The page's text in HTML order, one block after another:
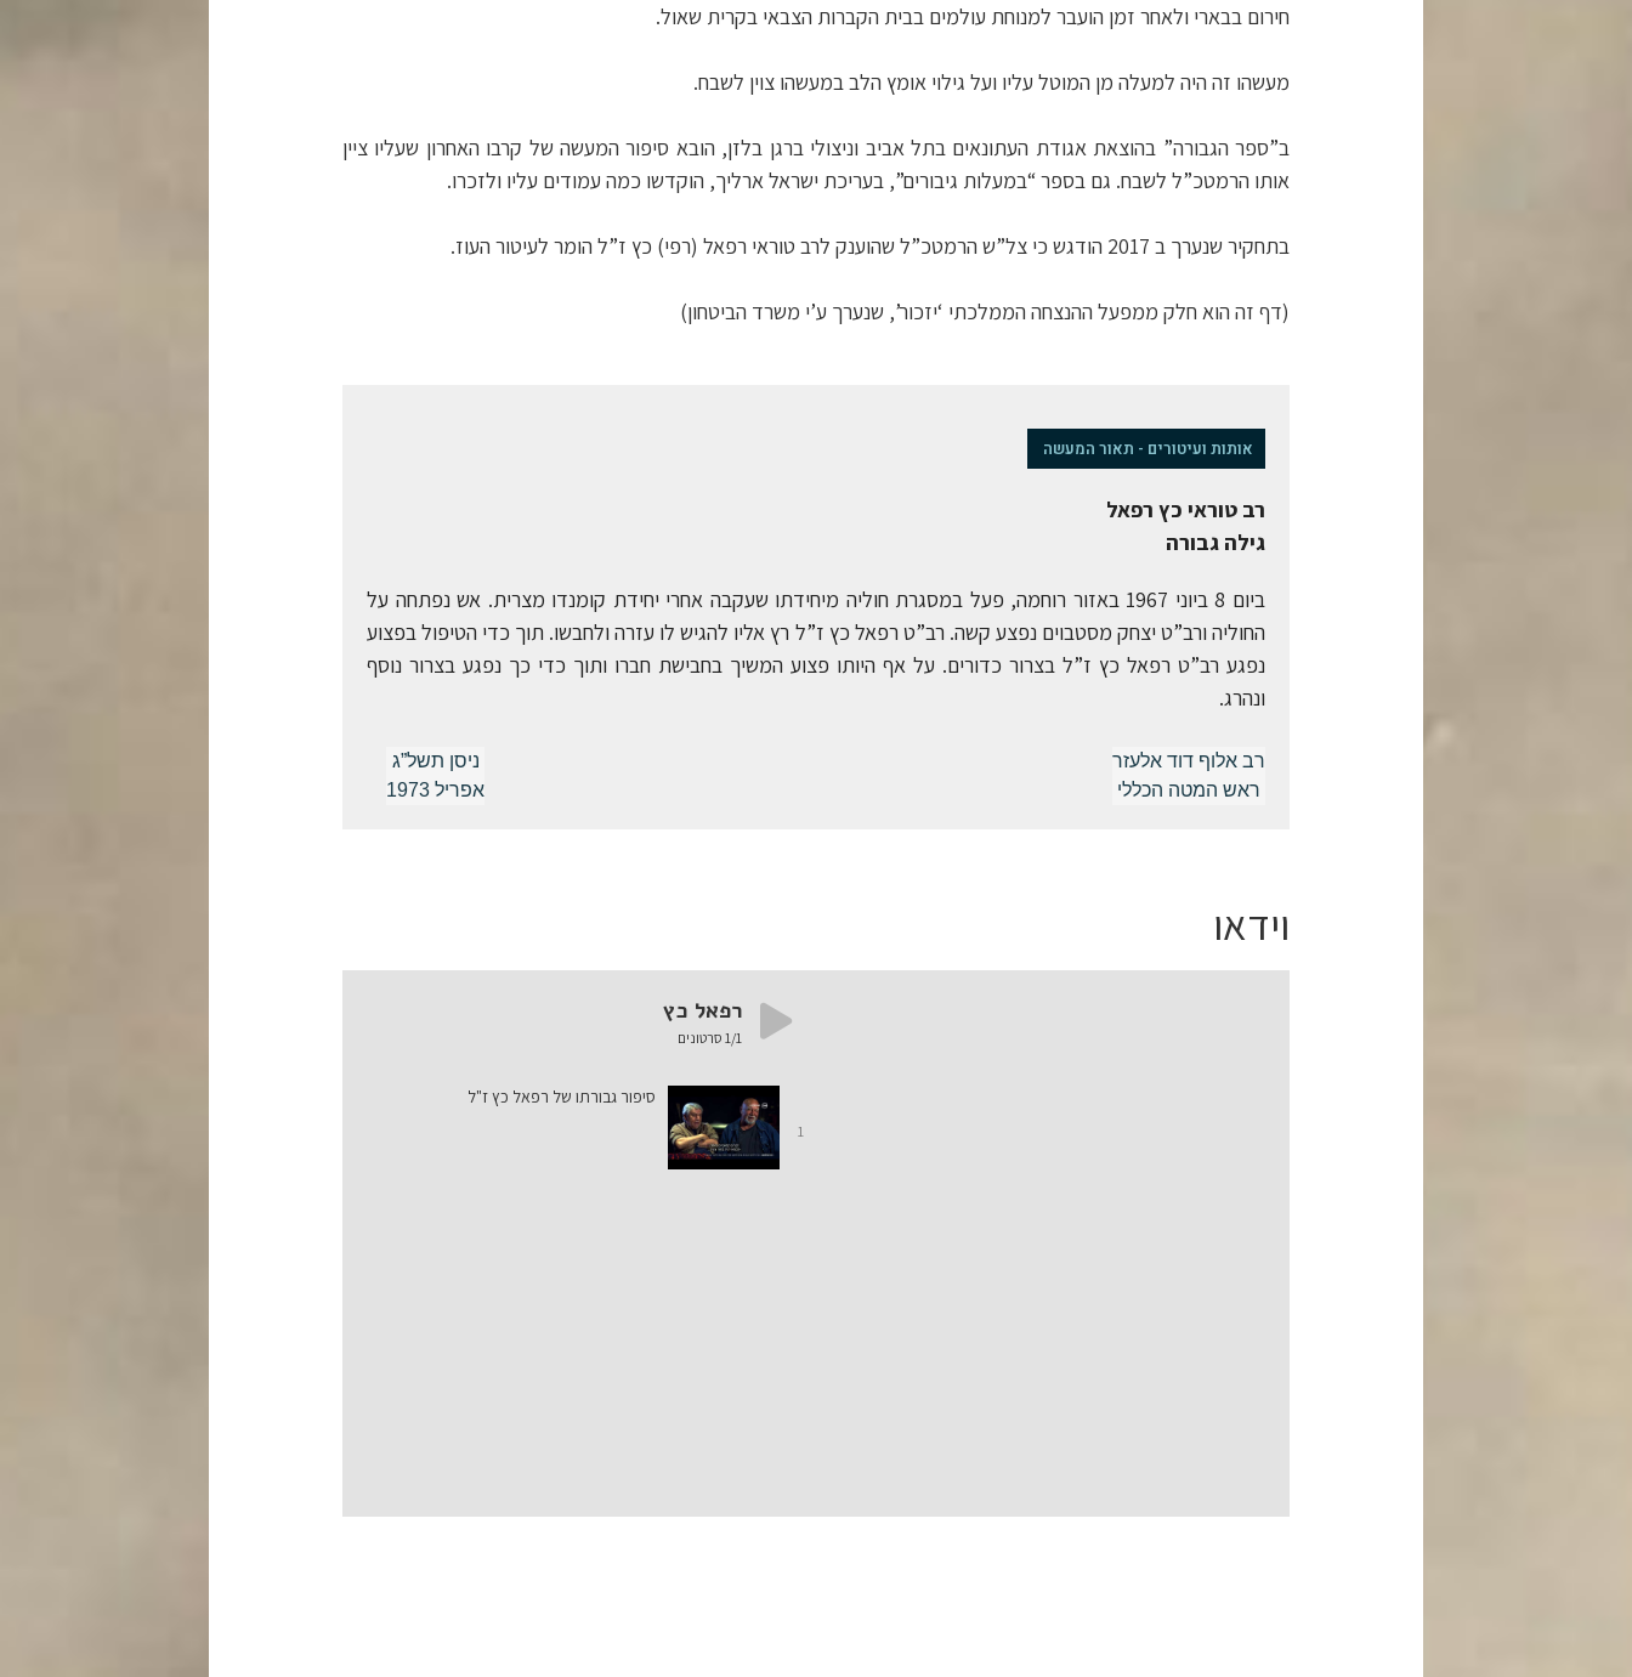
חירום בבארי ולאחר זמן הועבר למנוחת עולמים בבית הקברות הצבאי בקרית שאול.
מעשהו זה היה למעלה מן המוטל עליו ועל גילוי אומץ הלב במעשהו צוין לשבח.
ב”ספר הגבורה” בהוצאת אגודת העתונאים בתל אביב וניצולי ברגן בלזן, הובא סיפור המעשה של קרבו האחרון שעליו ציין
אותו הרמטכ”ל לשבח. גם בספר “במעלות גיבורים”, בעריכת ישראל ארליך, הוקדשו כמה עמודים עליו ולזכרו.
בתחקיר שנערך ב 2017 הודגש כי צל”ש הרמטכ”ל שהוענק לרב טוראי רפאל (רפי) כץ ז”ל הומר לעיטור העוז.
(דף זה הוא חלק ממפעל ההנצחה הממלכתי ‘יזכור’, שנערך ע’י משרד הביטחון)
אותות ועיטורים - תאור המעשה
רב טוראי כץ רפאל
גילה גבורה
ביום 8 ביוני 1967 באזור רוחמה, פעל במסגרת חוליה מיחידתו שעקבה אחרי יחידת קומנדו מצרית. אש נפתחה על
החוליה ורב”ט יצחק מסטבוים נפצע קשה. רב”ט רפאל כץ ז”ל רץ אליו להגיש לו עזרה ולחבשו. תוך כדי הטיפול בפצוע
נפגע רב”ט רפאל כץ ז”ל בצרור כדורים. על אף היותו פצוע המשיך בחבישת חברו ותוך כדי כך נפגע בצרור נוסף
ונהרג.
רב אלוף דוד אלעזר
ראש המטה הכללי
ניסן תשל”ג
אפריל 1973
וידאו
רפאל כץ
1 /1 סרטונים
1
סיפור גבורתו של רפאל כץ ז"ל